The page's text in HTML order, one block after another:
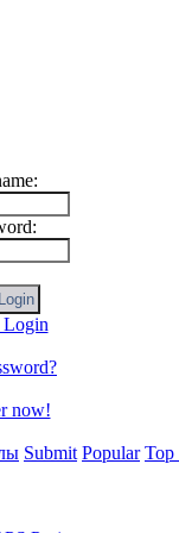
Login
now!
Submit Popular Top